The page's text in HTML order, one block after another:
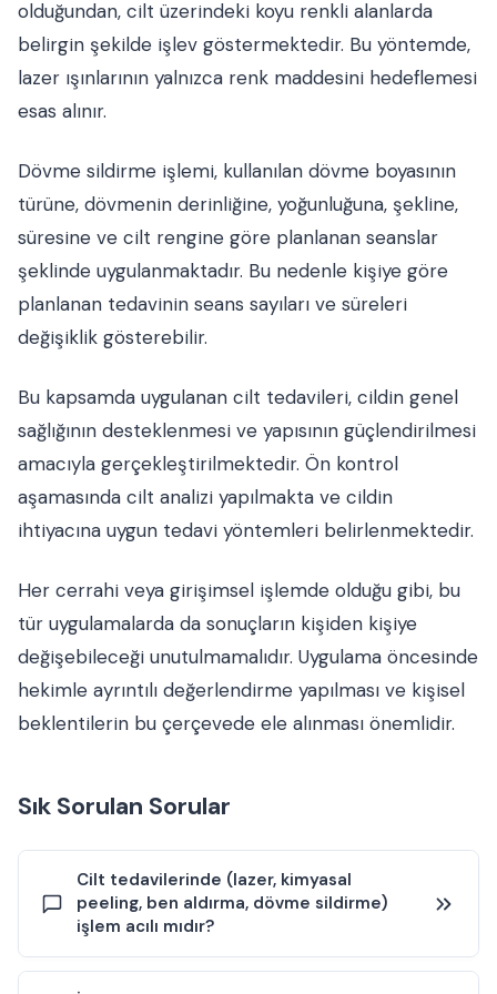
olduğundan, cilt üzerindeki koyu renkli alanlarda
belirgin şekilde işlev göstermektedir. Bu yöntemde,
lazer ışınlarının yalnızca renk maddesini hedeflemesi
esas alınır.
Dövme sildirme işlemi, kullanılan dövme boyasının
türüne, dövmenin derinliğine, yoğunluğuna, şekline,
süresine ve cilt rengine göre planlanan seanslar
şeklinde uygulanmaktadır. Bu nedenle kişiye göre
planlanan tedavinin seans sayıları ve süreleri
değişiklik gösterebilir.
Bu kapsamda uygulanan cilt tedavileri, cildin genel
sağlığının desteklenmesi ve yapısının güçlendirilmesi
amacıyla gerçekleştirilmektedir. Ön kontrol
aşamasında cilt analizi yapılmakta ve cildin
ihtiyacına uygun tedavi yöntemleri belirlenmektedir.
Her cerrahi veya girişimsel işlemde olduğu gibi, bu
tür uygulamalarda da sonuçların kişiden kişiye
değişebileceği unutulmamalıdır. Uygulama öncesinde
hekimle ayrıntılı değerlendirme yapılması ve kişisel
beklentilerin bu çerçevede ele alınması önemlidir.
Sık Sorulan Sorular
Cilt tedavilerinde (lazer, kimyasal
peeling, ben aldırma, dövme sildirme)
işlem acılı mıdır?